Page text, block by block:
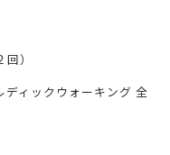
）
ィックウォーキング 全